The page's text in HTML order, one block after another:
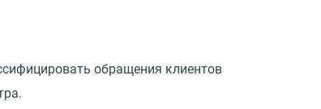
обращения клиентов